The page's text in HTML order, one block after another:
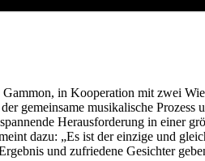
in Kooperation mit zwei
gemeinsame musikalische
Herausforderung in einer
dazu: „Es ist der einzige und
und zufriedene Gesichter